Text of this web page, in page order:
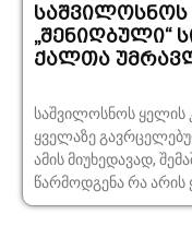
საშვილოსნოს
„შენიღბული“
ქალთა
საშვილოსნოს ყელის
ყველაზე
ამის მიუხედავად,
წარმოდგენა რა არის